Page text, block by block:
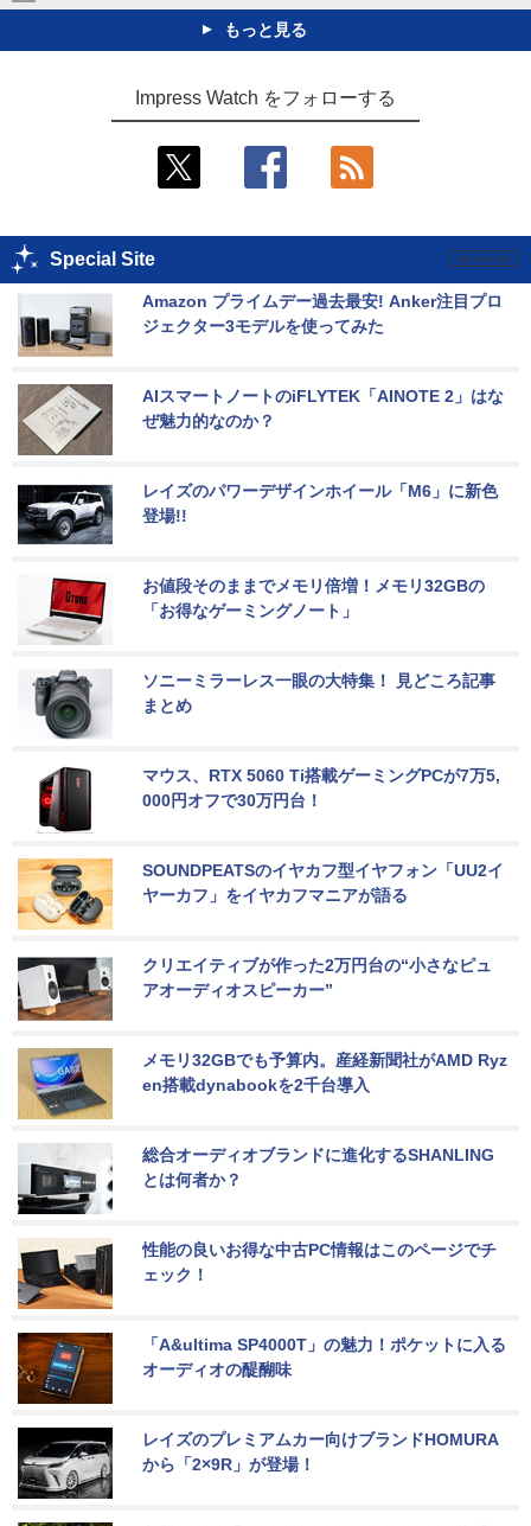
もっと見る
Impress Watch をフォローする
Special Site
Amazon プライムデー過去最安! Anker注目プロ
ジェクター3モデルを使ってみた
AIスマートノートのiFLYTEK「AINOTE 2」はな
ぜ魅力的なのか？
レイズのパワーデザインホイール「M6」に新色
登場!!
お値段そのままでメモリ倍増！メモリ32GBの
「お得なゲーミングノート」
ソニーミラーレス一眼の大特集！ 見どころ記事
まとめ
マウス、RTX 5060 Ti搭載ゲーミングPCが7万5,
000円オフで30万円台！
SOUNDPEATSのイヤカフ型イヤフォン「UU2イ
ヤーカフ」をイヤカフマニアが語る
クリエイティブが作った2万円台の“小さなピュ
アオーディオスピーカー”
メモリ32GBでも予算内。産経新聞社がAMD Ryz
en搭載dynabookを2千台導入
総合オーディオブランドに進化するSHANLING
とは何者か？
性能の良いお得な中古PC情報はこのページでチ
ェック！
「A&ultima SP4000T」の魅力！ポケットに入る
オーディオの醍醐味
レイズのプレミアムカー向けブランドHOMURA
から「2×9R」が登場！